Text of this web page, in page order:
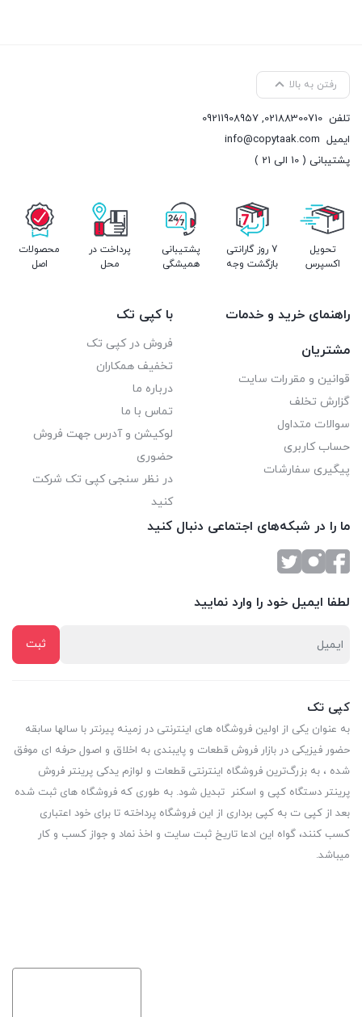
رفتن به بالا
تلفن 02188300710
,
09211908957
ایمیل info@copytaak.com
پشتیبانی ( 10 الی 21 )
تحویل
اکسپرس
7 روز گارانتی
بازگشت وجه
پشتیبانی
همیشگی
پرداخت در
محل
محصولات
اصل
راهنمای خرید و خدمات
مشتریان
قوانین و مقررات سایت
گزارش تخلف
سوالات متداول
حساب کاربری
پیگیری سفارشات
با کپی تک
فروش در کپی تک
تخفیف همکاران
درباره ما
تماس با ما
لوکیشن و آدرس جهت فروش
حضوری
در نظر سنجی کپی تک شرکت
کنید
ما را در شبکه‌های اجتماعی دنبال کنید
لطفا ایمیل خود را وارد نمایید
کپی تک
به عنوان یکی از اولین فروشگاه های اینترنتی در زمینه پیرنتر با سالها سابقه
حضور فیزیکی در بازار فروش قطعات و پایبندی به اخلاق و اصول حرفه ای موفق
شده ، به بزرگ‌ترین فروشگاه اینترنتی قطعات و لوازم یدکی پرینتر فروش
پرینتر دستگاه کپی و اسکنر تبدیل شود. به طوری که فروشگاه های ثبت شده
بعد از کپی ت به کپی برداری از این فروشگاه پرداخته تا برای خود اعتباری
کسب کنند، گواه این ادعا تاریخ ثبت سایت و اخذ نماد و جواز کسب و کار
میباشد.